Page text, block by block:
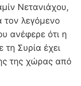
Νετανιάχου,
τον λεγόμενο
ανέφερε ότι η
Συρία έχει
της χώρας από